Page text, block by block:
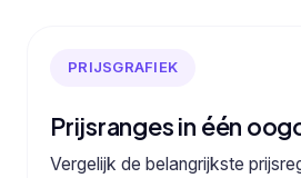
PRIJSGRAFIEK
Prijsranges in één
Vergelijk de belangrijkste